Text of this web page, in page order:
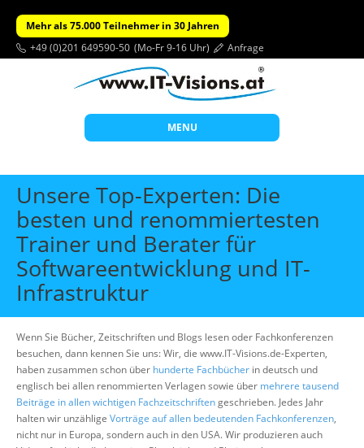
Mehr als 75.000 Teilnehmer in 30 Jahren
+49 (0)201 649590-50 (Mo-Fr 9-16 Uhr) Anfrage
MENU
Start
Themen
Beratung
Individuelle Schulungen
Offene Seminare
Über uns
Suche
Unsere Top-Experten: Die
besten und renommiertesten
Trainer und Berater für
Softwareentwicklung und IT-
Infrastruktur
Wenn Sie Bücher, Zeitschriften und Blogs lesen oder Fachkonferenzen
besuchen, dann kennen Sie uns: Wir, die www.IT-Visions.de-Experten,
haben zusammen schon über hunderte Fachbücher in deutsch und
englisch bei allen renommierten Verlagen sowie über mehrere tausend
Beiträge in allen wichtigen Fachzeitschriftengeschrieben. Jedes Jahr
halten wir unzählige Vorträge auf allen bedeutenden Fachkonferenzen,
nicht nur in Europa, sondern auch in den USA. Wir produzieren auch